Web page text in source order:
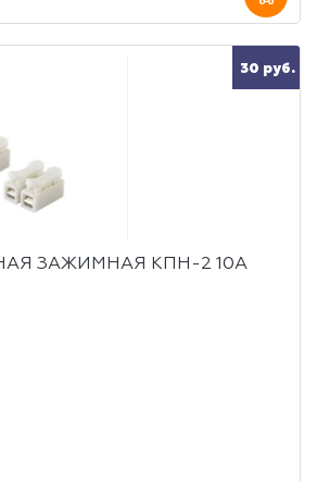
30 руб.
ЗАЖИМНАЯ КПН-2 10А